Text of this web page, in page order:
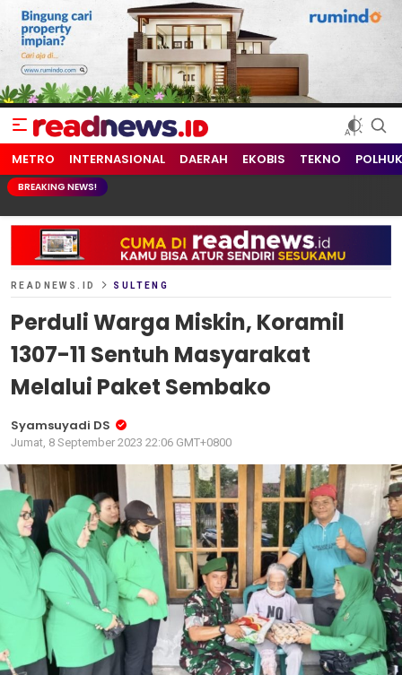
readnews.id
Berita Terkini, Update Terbaru Hari ini dari Indonesia dan Dunia
METRO INTERNASIONAL DAERAH EKOBIS TEKNO
BREAKING NEWS!
READNEWS.ID SULTENG
Perduli Warga Miskin, Koramil
1307-11 Sentuh Masyarakat
Melalui Paket Sembako
Syamsuyadi DS
Jumat, 8 September 2023 22:06 GMT+0800